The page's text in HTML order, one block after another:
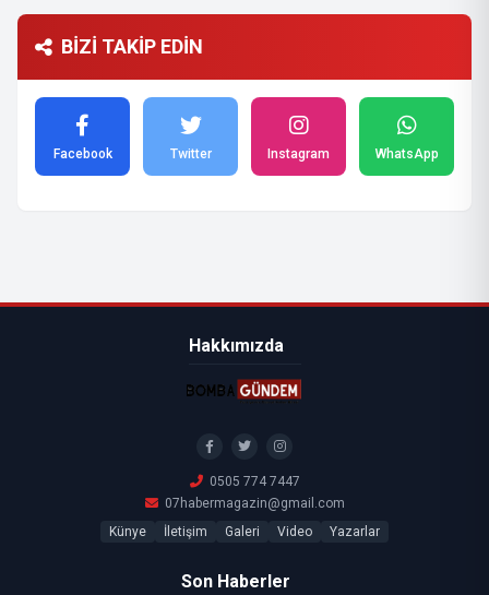
BİZİ TAKİP EDİN
Facebook Twitter Instagram WhatsApp
Hakkımızda
0505 774 7447
07habermagazin@gmail.com
Künye
İletişim Galeri Video Yazarlar
Son Haberler